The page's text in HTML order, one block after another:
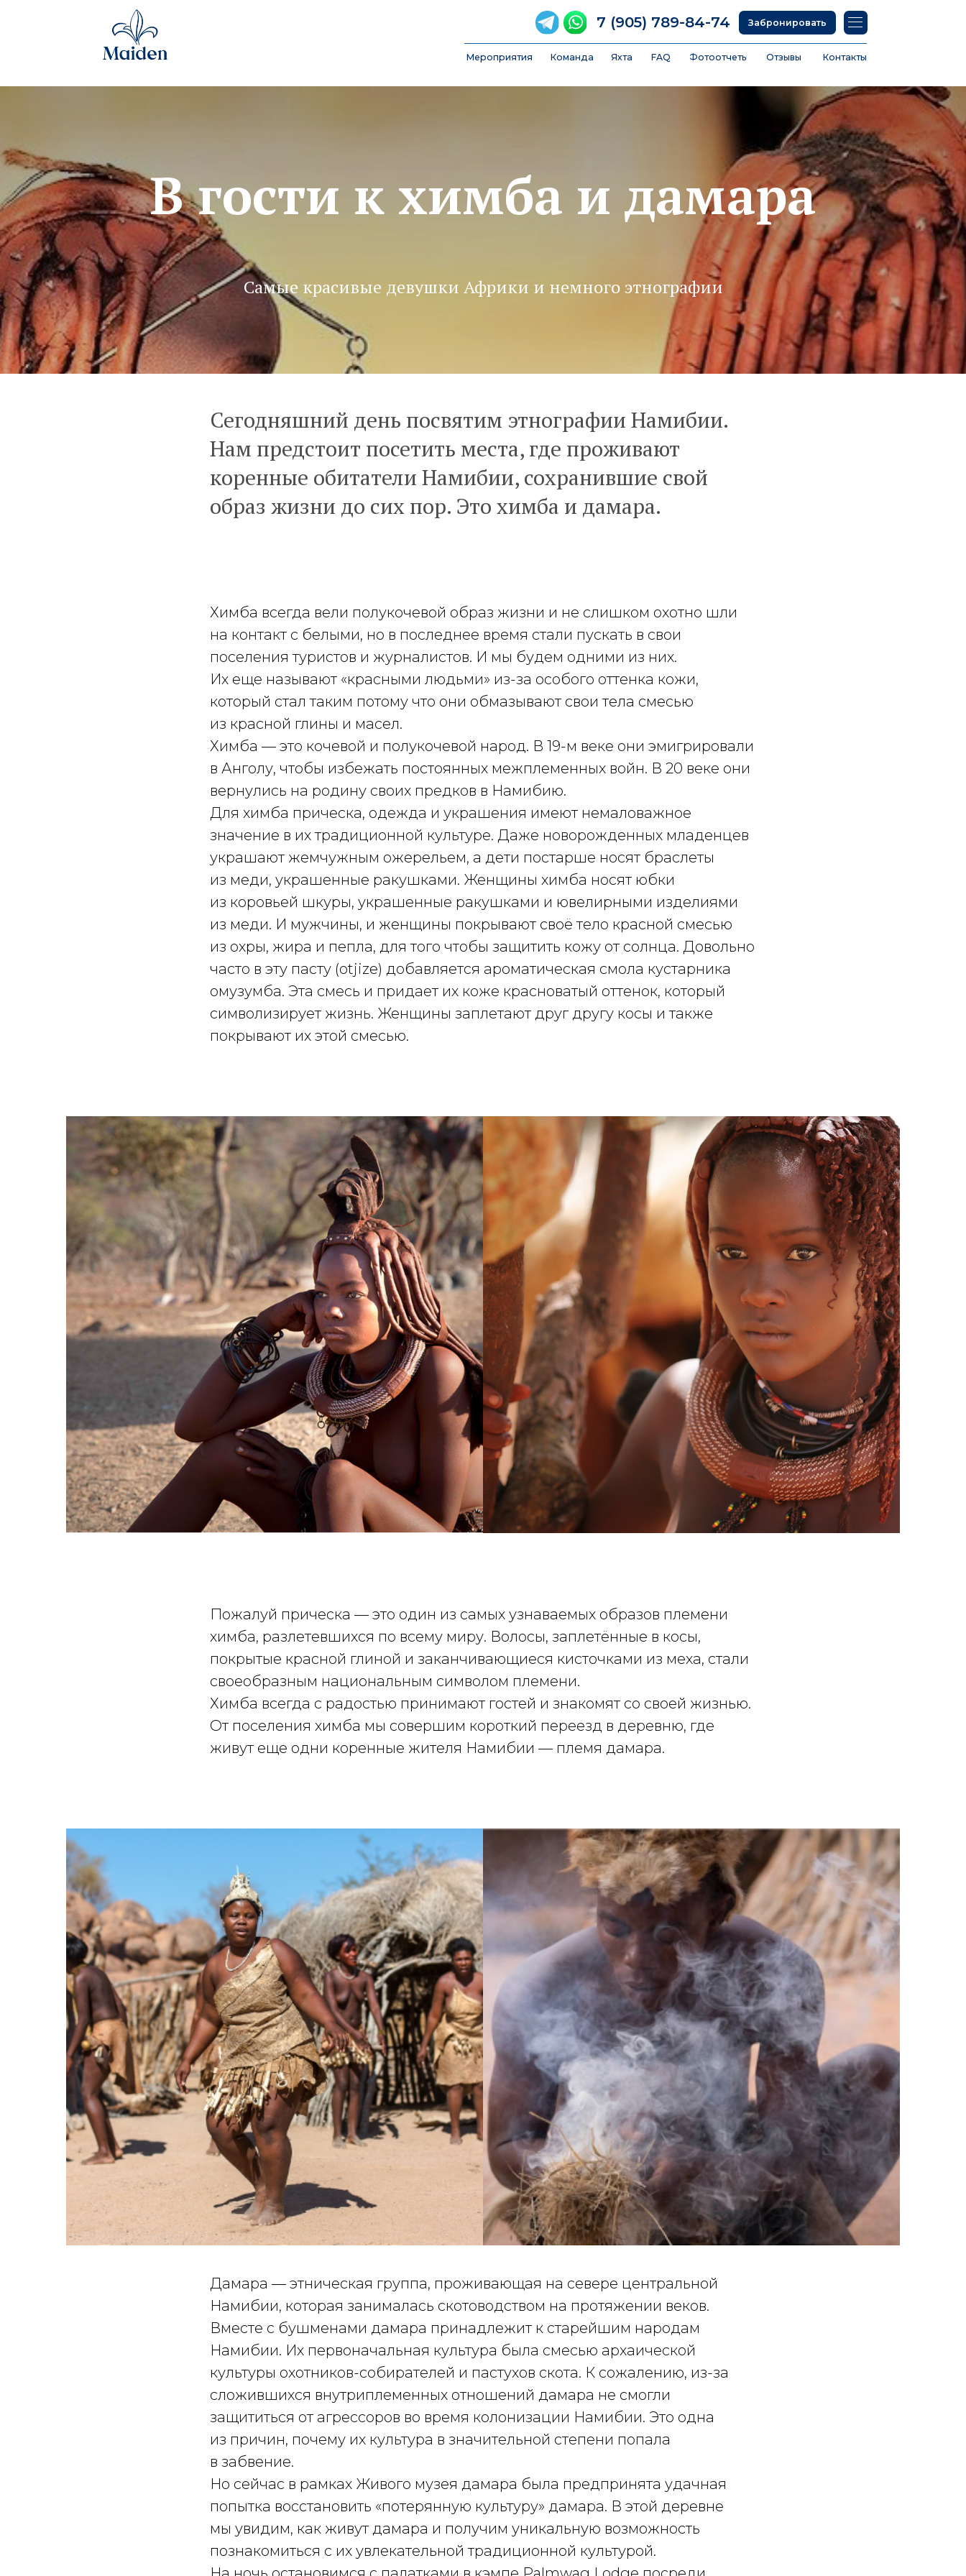
Отзывы
Забронировать
7 (905) 789-84-74
В гости к химба и дамара
Самые красивые девушки Африки и немного этнографии
Сегодняшний день посвятим этнографии Намибии.
Нам предстоит посетить места, где проживают
коренные обитатели Намибии, сохранившие свой
образ жизни до сих пор. Это химба и дамара.
Химба всегда вели полукочевой образ жизни и не слишком охотно шли
на контакт с белыми, но в последнее время стали пускать в свои
поселения туристов и журналистов. И мы будем одними из них.
Их еще называют «красными людьми» из-за особого оттенка кожи,
который стал таким потому что они обмазывают свои тела смесью
из красной глины и масел.
Химба — это кочевой и полукочевой народ. В 19-м веке они эмигрировали
в Анголу, чтобы избежать постоянных межплеменных войн. В 20 веке они
вернулись на родину своих предков в Намибию.
Для химба прическа, одежда и украшения имеют немаловажное
значение в их традиционной культуре. Даже новорожденных младенцев
украшают жемчужным ожерельем, а дети постарше носят браслеты
из меди, украшенные ракушками. Женщины химба носят юбки
из коровьей шкуры, украшенные ракушками и ювелирными изделиями
из меди. И мужчины, и женщины покрывают своё тело красной смесью
из охры, жира и пепла, для того чтобы защитить кожу от солнца. Довольно
часто в эту пасту (otjize) добавляется ароматическая смола кустарника
омузумба. Эта смесь и придает их коже красноватый оттенок, который
символизирует жизнь. Женщины заплетают друг другу косы и также
покрывают их этой смесью.
Пожалуй прическа — это один из самых узнаваемых образов племени
химба, разлетевшихся по всему миру. Волосы, заплетённые в косы,
покрытые красной глиной и заканчивающиеся кисточками из меха, стали
своеобразным национальным символом племени.
Химба всегда с радостью принимают гостей и знакомят со своей жизнью.
От поселения химба мы совершим короткий переезд в деревню, где
живут еще одни коренные жителя Намибии — племя дамара.
Дамара — этническая группа, проживающая на севере центральной
Намибии, которая занималась скотоводством на протяжении веков.
Вместе с бушменами дамара принадлежит к старейшим народам
Намибии. Их первоначальная культура была смесью архаической
культуры охотников-собирателей и пастухов скота. К сожалению, из-за
сложившихся внутриплеменных отношений дамара не смогли
защититься от агрессоров во время колонизации Намибии. Это одна
из причин, почему их культура в значительной степени попала
в забвение.
Но сейчас в рамках Живого музея дамара была предпринята удачная
попытка восстановить «потерянную культуру» дамара. В этой деревне
мы увидим, как живут дамара и получим уникальную возможность
познакомиться с их увлекательной традиционной культурой.